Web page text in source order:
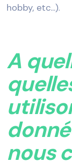
hobby, etc...).
A
nous